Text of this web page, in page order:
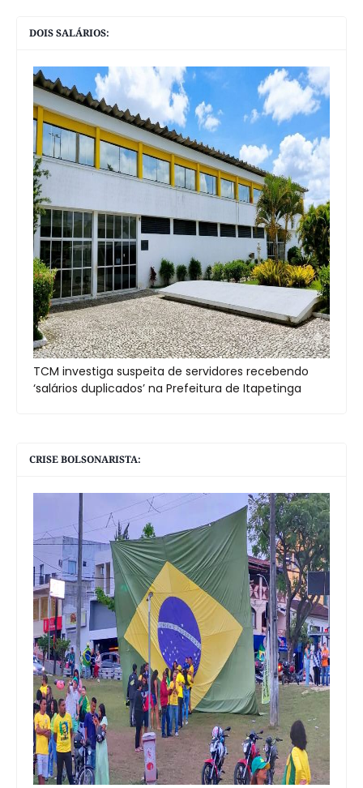
DOIS SALÁRIOS:
TCM investiga suspeita de servidores recebendo
‘salários duplicados’ na Prefeitura de Itapetinga
CRISE BOLSONARISTA: